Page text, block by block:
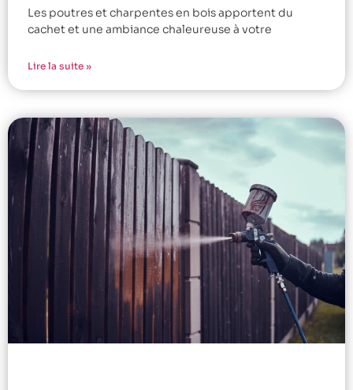
Les poutres et charpentes en bois apportent du
cachet et une ambiance chaleureuse à votre
Lire la suite »